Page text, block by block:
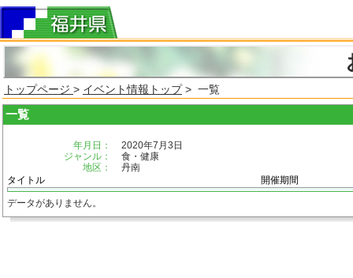
トップページ > イベント情報トップ> 一覧
一覧
年月日：
2020年7月3日
ジャンル：
食・健康
地区：
丹南
タイトル
開催期間
データがありません。